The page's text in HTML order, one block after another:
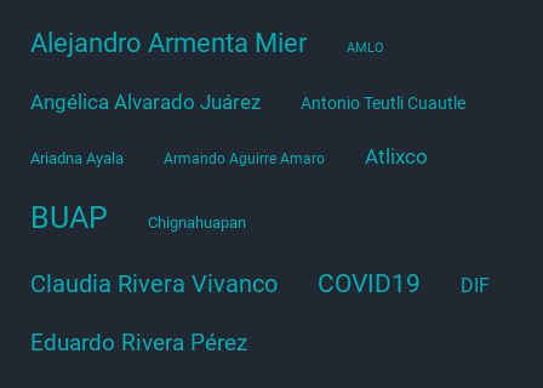
Alejandro Armenta Mier AMLO
Angélica Alvarado Juárez Antonio Teutli Cuautle
Ariadna Ayala Armando Aguirre Amaro Atlixco
BUAP Chignahuapan
Claudia Rivera Vivanco COVID19 DIF
Eduardo Rivera Pérez